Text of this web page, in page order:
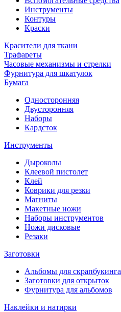
Инструменты
Контуры
Краски
Красители для ткани
Трафареты
Часовые механизмы и стрелки
Фурнитура для шкатулок
Бумага
Односторонняя
Двусторонняя
Наборы
Кардсток
Инструменты
Дыроколы
Клеевой пистолет
Клей
Коврики для резки
Магниты
Макетные ножи
Наборы инструментов
Ножи дисковые
Резаки
Заготовки
Альбомы для скрапбукинга
Заготовки для открыток
Фурнитура для альбомов
Наклейки и натирки